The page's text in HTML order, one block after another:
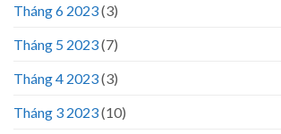
Tháng 6 2023(3)
Tháng 5 2023(7)
Tháng 4 2023(3)
Tháng 3 2023(10)